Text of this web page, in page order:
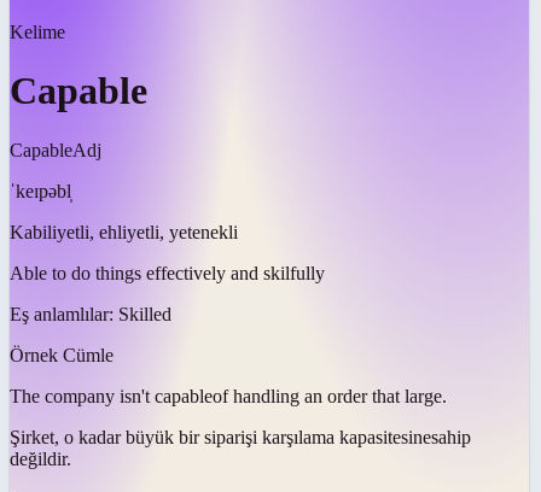
Kelime
Capable
CapableAdj
ˈkeɪpəbl̩
Kabiliyetli, ehliyetli, yetenekli
Able to do things effectively and skilfully
Eş anlamlılar: Skilled
Örnek Cümle
The company isn't capableof handling an order that large.
Şirket, o kadar büyük bir siparişi karşılama kapasitesinesahip
değildir.